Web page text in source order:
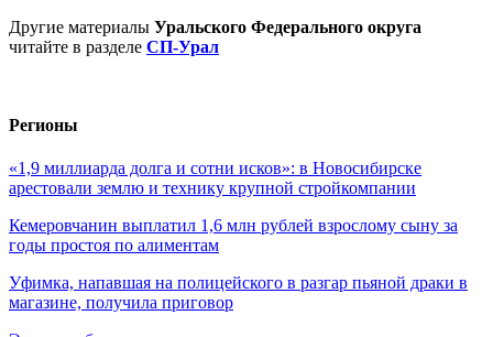
Другие материалы Уральского Федерального округа
читайте в разделе СП-Урал
Регионы
«1,9 миллиарда долга и сотни исков»: в Новосибирске
арестовали землю и технику крупной стройкомпании
Кемеровчанин выплатил 1,6 млн рублей взрослому сыну за
годы простоя по алиментам
Уфимка, напавшая на полицейского в разгар пьяной драки в
магазине, получила приговор